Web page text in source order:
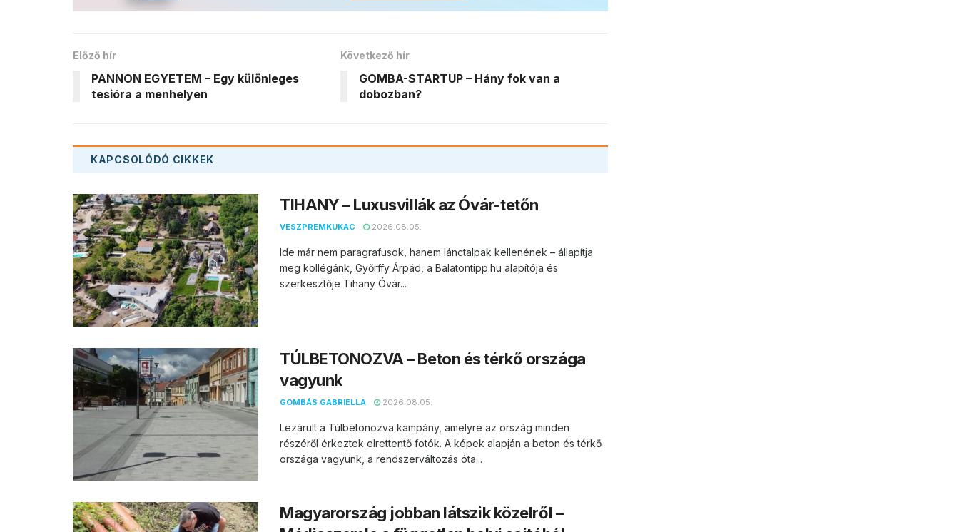
Előző hír
PANNON EGYETEM – Egy különleges
tesióra a menhelyen
Következő hír
GOMBA-STARTUP – Hány fok van a
dobozban?
KAPCSOLÓDÓ CIKKEK
TIHANY – Luxusvillák az Óvár-tetőn
VESZPREMKUKAC 2026.08.05.
Ide már nem paragrafusok, hanem lánctalpak kellenének – állapítja
meg kollégánk, Győrffy Árpád, a Balatontipp.hu alapítója és
szerkesztője Tihany Óvár...
TÚLBETONOZVA – Beton és térkő országa
vagyunk
GOMBÁS GABRIELLA 2026.08.05.
Lezárult a Túlbetonozva kampány, amelyre az ország minden
részéről érkeztek elrettentő fotók. A képek alapján a beton és térkő
országa vagyunk, a rendszerváltozás óta...
Magyarország jobban látszik közelről –